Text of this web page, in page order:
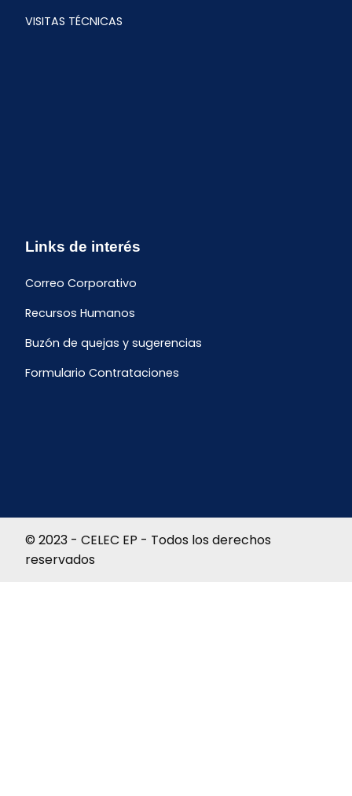
VISITAS TÉCNICAS
Links de interés
Correo Corporativo
Recursos Humanos
Buzón de quejas y sugerencias
Formulario Contrataciones
© 2023 - CELEC EP - Todos los derechos
reservados